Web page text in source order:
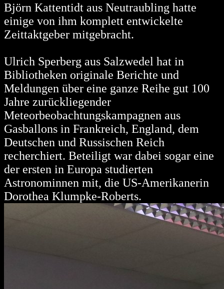
Björn Kattentidt aus Neutraubling hatte
einige von ihm komplett entwickelte
Zeittaktgeber mitgebracht.
Ulrich Sperberg aus Salzwedel hat in
Bibliotheken originale Berichte und
Meldungen über eine ganze Reihe gut 100
Jahre zurückliegender
Meteorbeobachtungskampagnen aus
Gasballons in Frankreich, England, dem
Deutschen und Russischen Reich
recherchiert. Beteiligt war dabei sogar eine
der ersten in Europa studierten
Astronominnen mit, die US-Amerikanerin
Dorothea Klumpke-Roberts.